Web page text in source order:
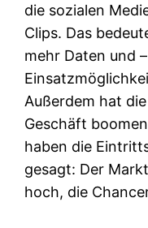
die sozialen
Clips. Das
mehr Daten und
Außerdem hat
Geschäft
haben die
gesagt: Der
hoch, die